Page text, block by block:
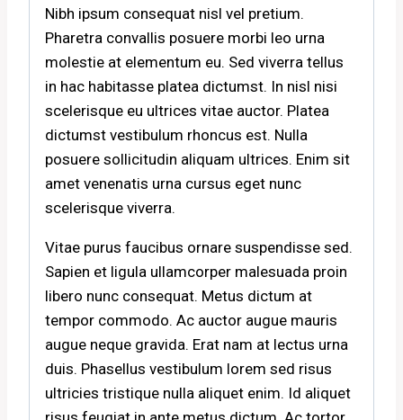
Nibh ipsum consequat nisl vel pretium.
Pharetra convallis posuere morbi leo urna
molestie at elementum eu. Sed viverra tellus
in hac habitasse platea dictumst. In nisl nisi
scelerisque eu ultrices vitae auctor. Platea
dictumst vestibulum rhoncus est. Nulla
posuere sollicitudin aliquam ultrices. Enim sit
amet venenatis urna cursus eget nunc
scelerisque viverra.
Vitae purus faucibus ornare suspendisse sed.
Sapien et ligula ullamcorper malesuada proin
libero nunc consequat. Metus dictum at
tempor commodo. Ac auctor augue mauris
augue neque gravida. Erat nam at lectus urna
duis. Phasellus vestibulum lorem sed risus
ultricies tristique nulla aliquet enim. Id aliquet